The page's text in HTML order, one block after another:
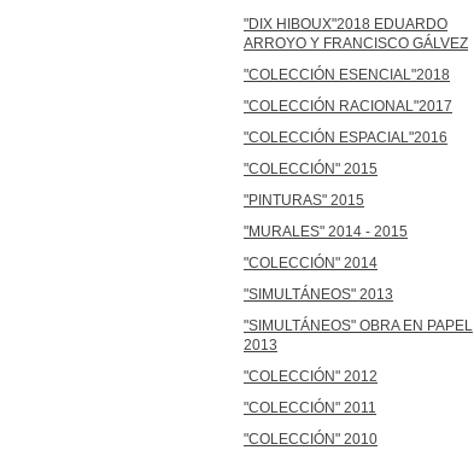
"DIX HIBOUX"2018 EDUARDO
ARROYO Y FRANCISCO GÁLVEZ
"COLECCIÓN ESENCIAL"2018
"COLECCIÓN RACIONAL"2017
"COLECCIÓN ESPACIAL"2016
"COLECCIÓN" 2015
"PINTURAS" 2015
"MURALES" 2014 - 2015
"COLECCIÓN" 2014
"SIMULTÁNEOS" 2013
"SIMULTÁNEOS" OBRA EN PAPEL
2013
"COLECCIÓN" 2012
"COLECCIÓN" 2011
"COLECCIÓN" 2010